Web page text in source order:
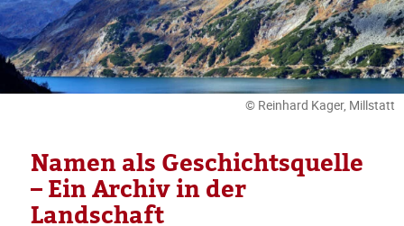
© Reinhard Kager, Millstatt
Namen als Geschichtsquelle
– Ein Archiv in der
Landschaft